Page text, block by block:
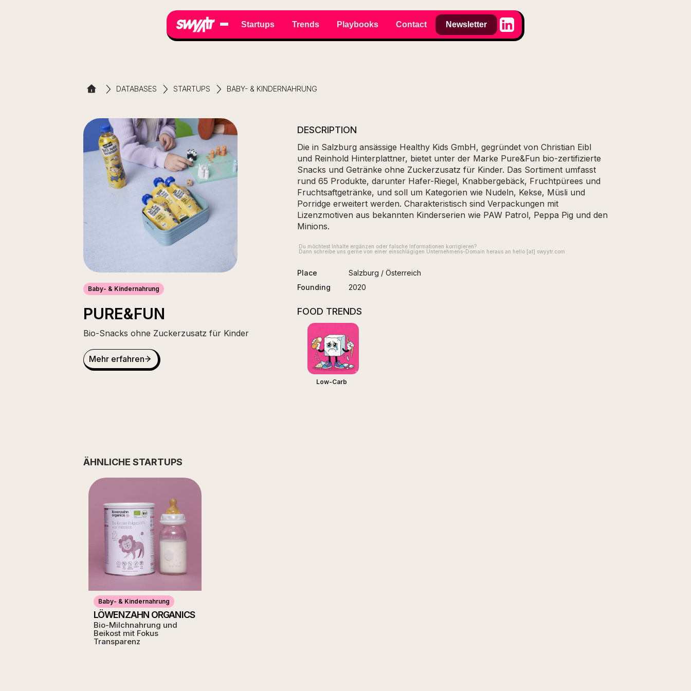
Startups Trends Playbooks Contact Newsletter
DATABASES STARTUPS BABY- & KINDERNAHRUNG
Baby- & Kindernahrung
PURE&FUN
Bio-Snacks ohne Zuckerzusatz für Kinder
Mehr erfahren
DESCRIPTION
Die in Salzburg ansässige Healthy Kids GmbH, gegründet von Christian Eibl
und Reinhold Hinterplattner, bietet unter der Marke Pure&Fun bio-zertifizierte
Snacks und Getränke ohne Zuckerzusatz für Kinder. Das Sortiment umfasst
rund 65 Produkte, darunter Hafer-Riegel, Knabbergebäck, Fruchtpürees und
Fruchtsaftgetränke, und soll um Kategorien wie Nudeln, Kekse, Müsli und
Porridge erweitert werden. Charakteristisch sind Verpackungen mit
Lizenzmotiven aus bekannten Kinderserien wie PAW Patrol, Peppa Pig und den
Minions.
Du möchtest Inhalte ergänzen oder falsche Informationen korrigieren?
Dann schreibe uns gerne von einer einschlägigen Unternehmens-Domain heraus an hello [at] swyytr.com
Place Salzburg / Österreich
Founding
2020
FOOD TRENDS
Low-Carb
ÄHNLICHE STARTUPS
Baby- & Kindernahrung
LÖWENZAHN ORGANICS
Bio-Milchnahrung und
Beikost mit Fokus
Transparenz